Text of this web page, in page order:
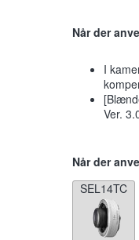
Når der
I
Ver.
Når der
SEL14TC